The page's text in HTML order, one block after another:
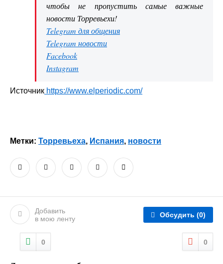
чтобы не пропустить самые важные
новости Торревьехи!
Telegram для общения
Telegram новости
Facebook
Instagram
Источник https://www.elperiodic.com/
Метки: Торревьеха, Испания, новости
Добавить
в мою ленту
Обсудить (0)
0 0